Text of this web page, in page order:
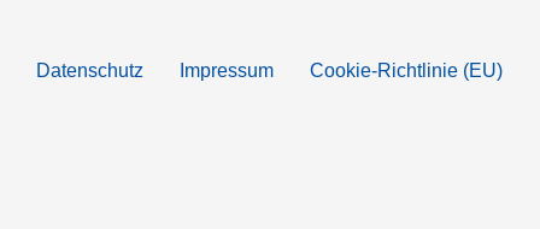
Datenschutz Impressum Cookie-Richtlinie (EU)